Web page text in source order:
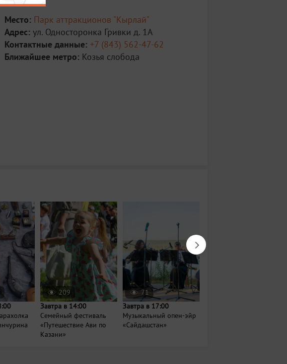
Место: Парк аттракционов "Кырлай"
Адрес: ул. Односторонка Гривки д. 1А
Контактные данные: +7 (843) 562-47-62
Ближайшее метро: Козья слобода
209
Завтра в 14:00
Семейный фестиваль
«Путешествие Ави по
Казани»
71
Завтра в 17:00
Музыкальный опен-эйр
«Сайдашстан»